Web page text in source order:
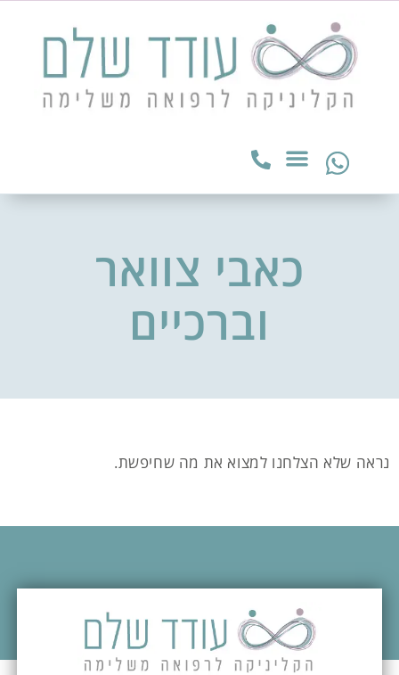
כאבי צוואר
וברכיים
נראה שלא הצלחנו למצוא את מה שחיפשת.